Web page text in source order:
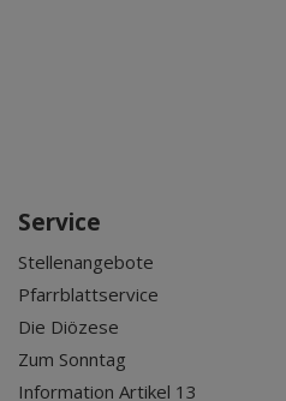
Service
Stellenangebote
Pfarrblattservice
Die Diözese
Zum Sonntag
Information Artikel 13